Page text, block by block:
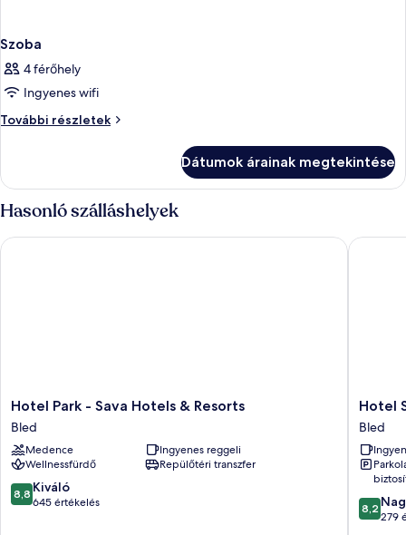
Szoba
4 férőhely
Ingyenes wifi
További részletek
Szoba
Dátumok árainak megtekintése
Hasonló szálláshelyek
Hotel
Park
-
Sava
Hotels
&
Resorts
Hotel Park - Sava Hotels & Resorts
Bled
Medence
Ingyenes reggeli
Wellnessfürdő
Repülőtéri transzfer
8.8
ennyiből:
8,8 Kiváló
645 értékelés
Hotel Park - Sava Hotels & Resorts
Hotel
Savica
Garni
-
Sava
Hotels
&
Resorts
Hotel
Bled
8.2
8,2
279
Hotel